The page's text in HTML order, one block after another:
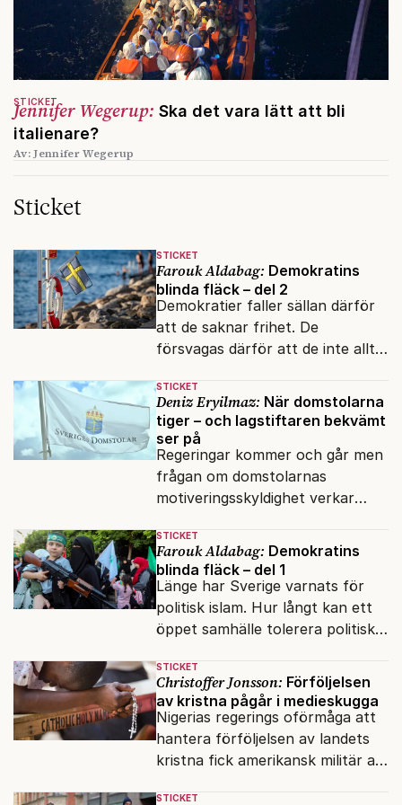
Jennifer Wegerup: Ska det vara lätt att bli
italienare?
STICKET
Av: Jennifer Wegerup
Sticket
STICKET
Farouk Aldabag: Demokratins
blinda fläck – del 2
Demokratier faller sällan därför
att de saknar frihet. De
försvagas därför att de inte alltid
naivitet.
STICKET
Deniz Eryilmaz: När domstolarna
tiger – och lagstiftaren bekvämt
ser på
Regeringar kommer och går men
frågan om domstolarnas
motiveringsskyldighet verkar
dagordningen.
STICKET
Farouk Aldabag: Demokratins
blinda fläck – del 1
Länge har Sverige varnats för
politisk islam. Hur långt kan ett
öppet samhälle tolerera politiska
inifrån?
STICKET
Christoffer Jonsson: Förföljelsen
av kristna pågår i medieskugga
Nigerias regerings oförmåga att
hantera förföljelsen av landets
kristna fick amerikansk militär att
STICKET